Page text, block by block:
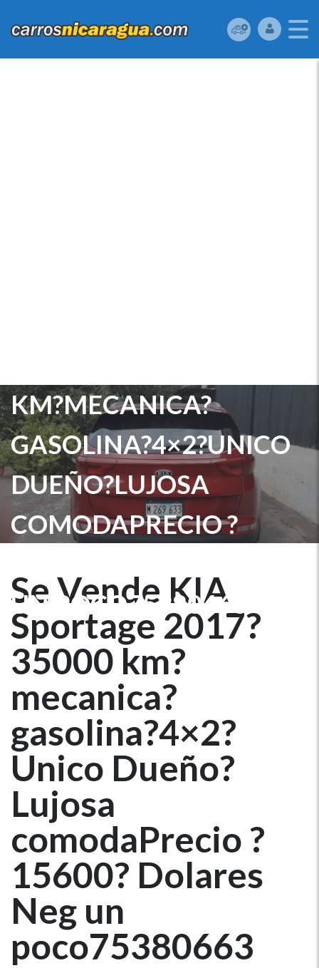
KM?MECANICA?
GASOLINA?4×2?UNICO
DUEÑO?LUJOSA
COMODAPRECIO ?
UN POCO75380663
Se Vende KIA
Sportage 2017?
35000 km?
mecanica?
gasolina?4×2?
Unico Dueño?
Lujosa
comodaPrecio ?
15600? Dolares
Neg un
poco75380663